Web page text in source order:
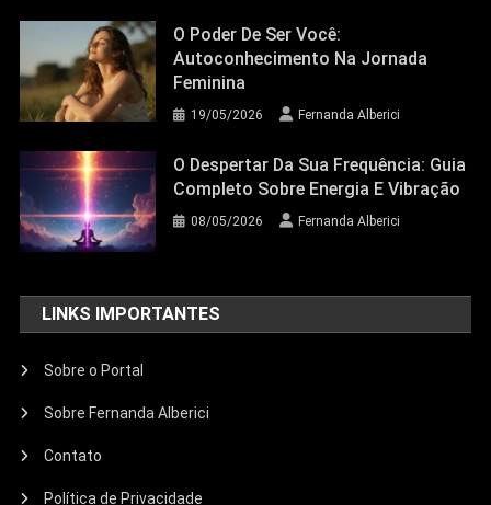
O Poder De Ser Você:
Autoconhecimento Na Jornada
Feminina
19/05/2026 Fernanda Alberici
O Despertar Da Sua Frequência: Guia
Completo Sobre Energia E Vibração
08/05/2026 Fernanda Alberici
LINKS IMPORTANTES
Sobre o Portal
Sobre Fernanda Alberici
Contato
Política de Privacidade